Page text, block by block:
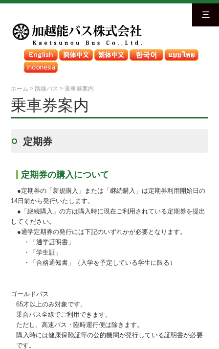
三
ホーム > 路線バス > 乗車券案内
乗車券案内
定期券
定期券の購入について
●定期券の「新規購入」または「継続購入」は定期券利用開始日の
14日前から発行いたします。
●「継続購入」の方は購入時に現在ご利用されている定期券を提出
してください。
●通学定期券の発行には下記のいずれかが必要となります。
・「通学証明書」
・「学生証」
・「合格通知書」（入学を予定している学生に限る）
ゴールドパス
65才以上のみ対象です。
乗合バス全線でご利用できます。
ただし、高速バス・臨時運行便は除きます。
購入時には健康保険証等の公的機関が発行している証明書が必要
です。